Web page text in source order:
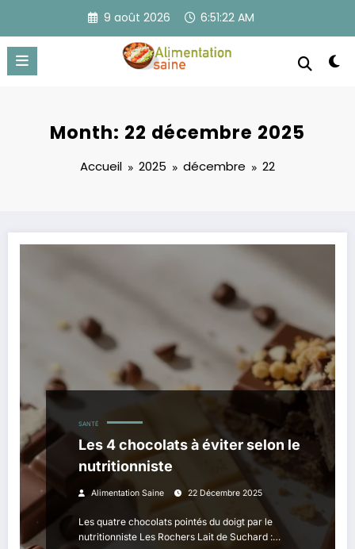
contenu
9 août 2026 6:51:22 AM
Month: 22 décembre 2025
Accueil 2025 décembre 22
SANTÉ
Les 4 chocolats à éviter selon le
nutritionniste
Alimentation Saine 22 Décembre 2025
Les quatre chocolats pointés du doigt par le
nutritionniste Les Rochers Lait de Suchard :…